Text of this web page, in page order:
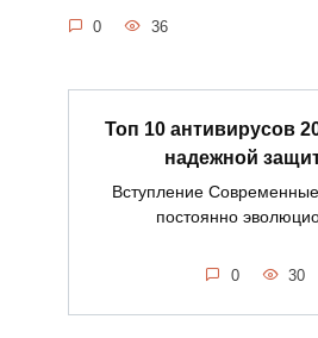
0 36
Топ 10 антивирусов
надежной
Вступление
постоянно
0 30